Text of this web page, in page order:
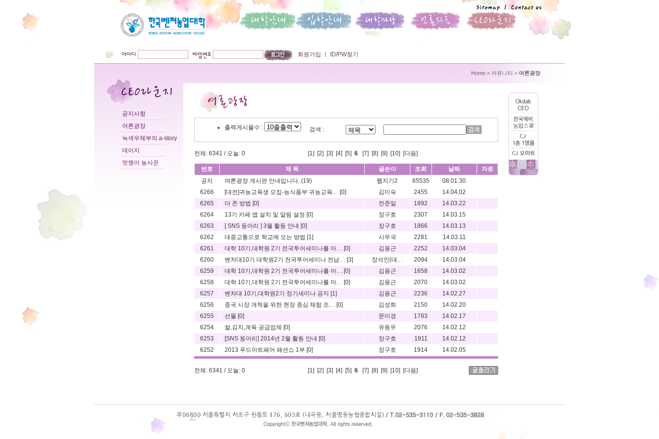
회원가입 ID/PW찾기
공지사항
여론광장
녹색우체부의 a-story
데이지
멋쟁이 농사꾼
Home > 커뮤니티 > 여론광장
출력게시물수 : 검색 :
전체: 6341 / 오늘: 0 [1] [2] [3] [4] [5] 6[7] [8] [9] [10] [다음]
번호 제 목 글쓴이 조회 날짜
자료
공지
여론광장 게시판 안내입니다. (19) 웹지기2 65535
08.01.30
6266
[대전]귀농교육생 모집-농식품부 귀농교육.. . [0] 김미숙 2455
14.04.02
6265
더 존 방법 [0] 전준일 1892
14.03.22
6264
13기 카페 앱 설치 및 알림 설정 [0] 장구호 2307
14.03.15
6263
[ SNS 동아리 ] 3월 활동 안내 [0] 장구호 1866
14.03.13
6262
대중교통으로 학교에 오는 방법 [1] 사무국 2281
14.03.11
6261
대학 10기,대학원 2기 전국투어세미나를 마.. . [0] 김용근 2252
14.03.04
6260
벤처대10기 대학원2기 천국투어세미나 전남.. . [3] 장석인(대.. . 2094
14.03.04
6259
대학 10기,대학원 2기 전국투어세미나를 마.. . [0] 김용근 1658
14.03.02
6258
대학 10기,대학원 2기 전국투어세미나를 마.. . [0] 김용근 2070
14.03.02
6257
벤처대 10기,대학원2기 정기세미나 공지 [1] 김용근 2236
14.02.27
6256
중국 시장 개척을 위한 현장 중심 체험 조.. . [0] 김성희 2150
14.02.20
6255
선물 [0] 문미경 1783
14.02.17
6254
쌀,김치,계육 공급업체 [0] 유동우 2076
14.02.12
6253
[SNS 동아리] 2014년 2월 활동 안내 [0] 장구호 1911
14.02.12
6252
2013 푸드아트페어 패션쇼 1부 [0] 장구호 1914 14.02.05
전체: 6341 / 오늘: 0 [1] [2] [3] [4] [5] 6[7] [8] [9] [10] [다음]